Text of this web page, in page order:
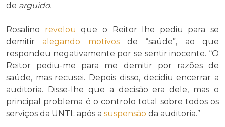
de arguido.
Rosalino revelou que o Reitor lhe pediu para se
demitiralegando motivosde “saúde”, ao que
respondeu negativamente por se sentir inocente. “O
Reitor pediu-me para me demitir por razões de
saúde, mas recusei. Depois disso, decidiu encerrar a
auditoria. Disse-lhe que a decisão era dele, mas o
principal problema é o controlo total sobre todos os
serviços da UNTL após a suspensão da auditoria.”